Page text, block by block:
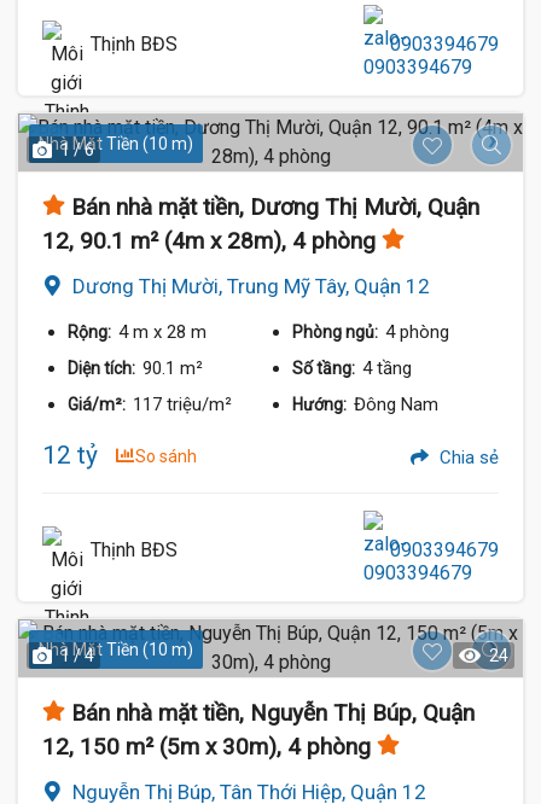
Thịnh BĐS 0903394679
Nhà Mặt Tiền (10 m)
1 / 6
Bán nhà mặt tiền, Dương Thị Mười, Quận
12, 90.1 m² (4m x 28m), 4 phòng
Dương Thị Mười, Trung Mỹ Tây, Quận 12
Rộng: 4 m x 28 m Phòng ngủ: 4 phòng
Diện tích: 90.1 m² Số tầng: 4 tầng
Giá/m²: 117 triệu/m² Hướng: Đông Nam
12 tỷ So sánh Chia sẻ
Thịnh BĐS 0903394679
Nhà Mặt Tiền (10 m)
1 / 4 24
Bán nhà mặt tiền, Nguyễn Thị Búp, Quận
12, 150 m² (5m x 30m), 4 phòng
Nguyễn Thị Búp, Tân Thới Hiệp, Quận 12